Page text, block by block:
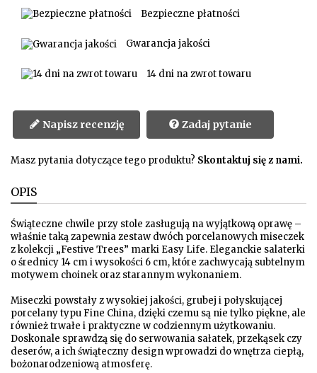
Bezpieczne płatności
Gwarancja jakości
14 dni na zwrot towaru
Napisz recenzję Zadaj pytanie
Masz pytania dotyczące tego produktu? Skontaktuj się z nami.
OPIS
Świąteczne chwile przy stole zasługują na wyjątkową oprawę –
właśnie taką zapewnia zestaw dwóch porcelanowych miseczek
z kolekcji „Festive Trees” marki Easy Life. Eleganckie salaterki
o średnicy 14 cm i wysokości 6 cm, które zachwycają subtelnym
motywem choinek oraz starannym wykonaniem.
Miseczki powstały z wysokiej jakości, grubej i połyskującej
porcelany typu Fine China, dzięki czemu są nie tylko piękne, ale
również trwałe i praktyczne w codziennym użytkowaniu.
Doskonale sprawdzą się do serwowania sałatek, przekąsek czy
deserów, a ich świąteczny design wprowadzi do wnętrza ciepłą,
bożonarodzeniową atmosferę.